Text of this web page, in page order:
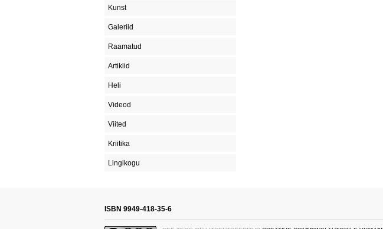
Kunst
Galeriid
Raamatud
Artiklid
Heli
Videod
Viited
Kriitika
Lingikogu
ISBN 9949-418-35-6